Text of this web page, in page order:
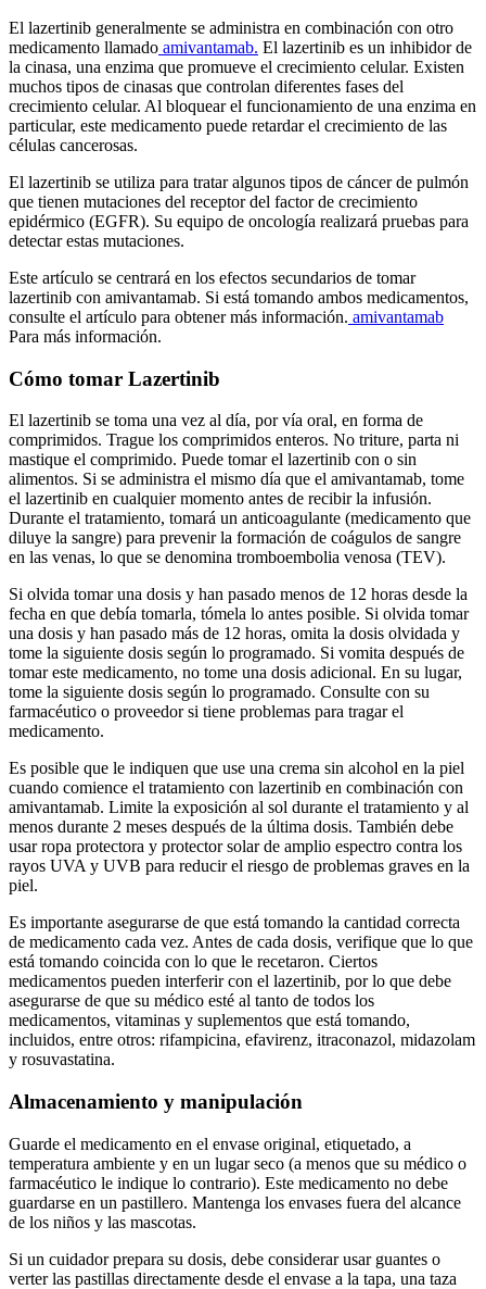
El lazertinib generalmente se administra en combinación con otro
medicamento llamado amivantamab. El lazertinib es un inhibidor de
la cinasa, una enzima que promueve el crecimiento celular. Existen
muchos tipos de cinasas que controlan diferentes fases del
crecimiento celular. Al bloquear el funcionamiento de una enzima en
particular, este medicamento puede retardar el crecimiento de las
células cancerosas.
El lazertinib se utiliza para tratar algunos tipos de cáncer de pulmón
que tienen mutaciones del receptor del factor de crecimiento
epidérmico (EGFR). Su equipo de oncología realizará pruebas para
detectar estas mutaciones.
Este artículo se centrará en los efectos secundarios de tomar
lazertinib con amivantamab. Si está tomando ambos medicamentos,
consulte el artículo para obtener más información. amivantamab
Para más información.
Cómo tomar Lazertinib
El lazertinib se toma una vez al día, por vía oral, en forma de
comprimidos. Trague los comprimidos enteros. No triture, parta ni
mastique el comprimido. Puede tomar el lazertinib con o sin
alimentos. Si se administra el mismo día que el amivantamab, tome
el lazertinib en cualquier momento antes de recibir la infusión.
Durante el tratamiento, tomará un anticoagulante (medicamento que
diluye la sangre) para prevenir la formación de coágulos de sangre
en las venas, lo que se denomina tromboembolia venosa (TEV).
Si olvida tomar una dosis y han pasado menos de 12 horas desde la
fecha en que debía tomarla, tómela lo antes posible. Si olvida tomar
una dosis y han pasado más de 12 horas, omita la dosis olvidada y
tome la siguiente dosis según lo programado. Si vomita después de
tomar este medicamento, no tome una dosis adicional. En su lugar,
tome la siguiente dosis según lo programado. Consulte con su
farmacéutico o proveedor si tiene problemas para tragar el
medicamento.
Es posible que le indiquen que use una crema sin alcohol en la piel
cuando comience el tratamiento con lazertinib en combinación con
amivantamab. Limite la exposición al sol durante el tratamiento y al
menos durante 2 meses después de la última dosis. También debe
usar ropa protectora y protector solar de amplio espectro contra los
rayos UVA y UVB para reducir el riesgo de problemas graves en la
piel.
Es importante asegurarse de que está tomando la cantidad correcta
de medicamento cada vez. Antes de cada dosis, verifique que lo que
está tomando coincida con lo que le recetaron. Ciertos
medicamentos pueden interferir con el lazertinib, por lo que debe
asegurarse de que su médico esté al tanto de todos los
medicamentos, vitaminas y suplementos que está tomando,
incluidos, entre otros: rifampicina, efavirenz, itraconazol, midazolam
y rosuvastatina.
Almacenamiento y manipulación
Guarde el medicamento en el envase original, etiquetado, a
temperatura ambiente y en un lugar seco (a menos que su médico o
farmacéutico le indique lo contrario). Este medicamento no debe
guardarse en un pastillero. Mantenga los envases fuera del alcance
de los niños y las mascotas.
Si un cuidador prepara su dosis, debe considerar usar guantes o
verter las pastillas directamente desde el envase a la tapa, una taza